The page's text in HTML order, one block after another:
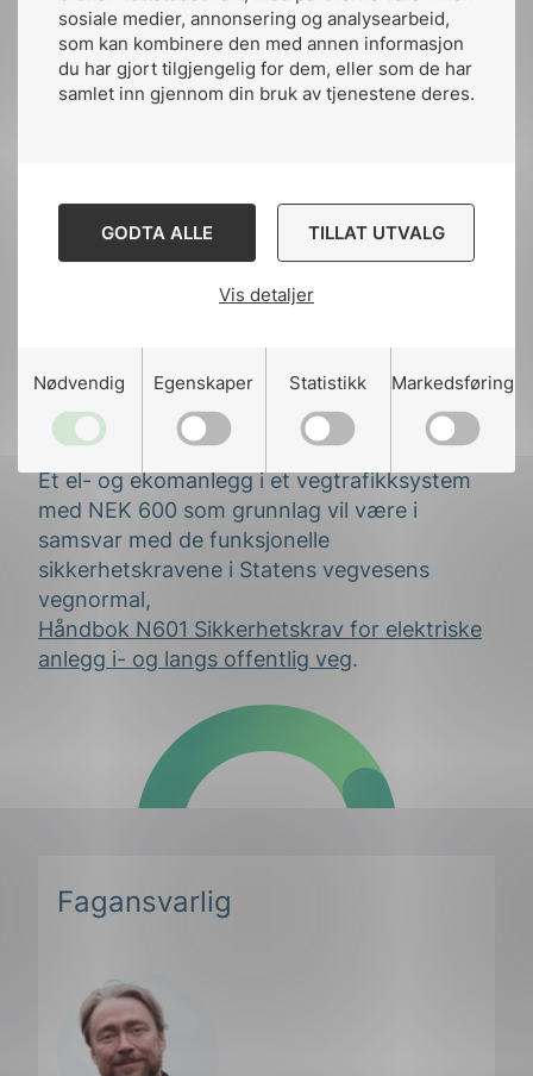
sosiale medier, annonsering og analysearbeid,
som kan kombinere den med annen informasjon
du har gjort tilgjengelig for dem, eller som de har
samlet inn gjennom din bruk av tjenestene deres.
GODTA ALLE TILLAT UTVALG
Vis detaljer
Nødvendig Egenskaper Statistikk Markedsføring
Standarden bidrar til økt elsikkerhet, felles
forståelse og høy kvalitet ved bestilling,
prosjektering, installasjon, verifikasjon,
legger til rette for bedre forutsigbarhet,
lavere konfliktnivå og reduserte
livsløpskostnader i både offentlige og private
utført anlegg. Gjennom predefinert metoder
og krav vil man kunne spare både tid og
ressurser.
Et el- og ekomanlegg i et vegtrafikksystem
med NEK 600 som grunnlag vil være i
samsvar med de funksjonelle
sikkerhetskravene i Statens vegvesens
vegnormal,
Håndbok N601 Sikkerhetskrav for elektriske
anlegg i- og langs offentlig veg.
Fagansvarlig